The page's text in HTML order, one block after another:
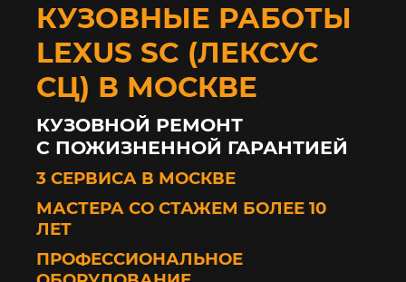
КУЗОВНЫЕ РАБОТЫ
LEXUS SC (ЛЕКСУС
СЦ) В МОСКВЕ
КУЗОВНОЙ РЕМОНТ
С ПОЖИЗНЕННОЙ ГАРАНТИЕЙ
3 СЕРВИСА В МОСКВЕ
МАСТЕРА СО СТАЖЕМ БОЛЕЕ 10
ЛЕТ
ПРОФЕССИОНАЛЬНОЕ